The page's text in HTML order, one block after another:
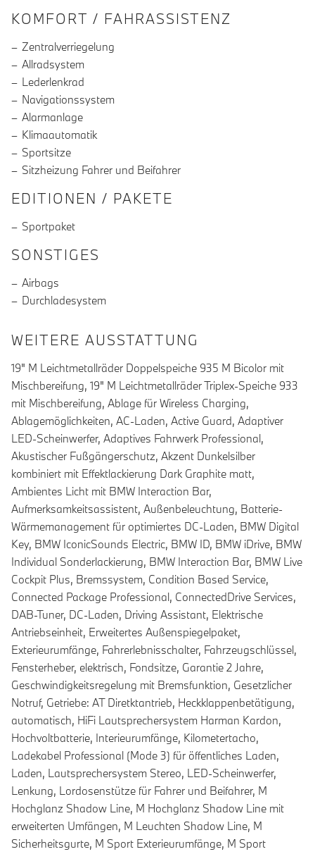
INFORMATIONEN ÜBER DIE
KOMFORT / FAHRASSISTENZ
Zentralverriegelung
Allradsystem
Lederlenkrad
Navigationssystem
Alarmanlage
Klimaautomatik
Sportsitze
Sitzheizung Fahrer und Beifahrer
EDITIONEN / PAKETE
Sportpaket
SONSTIGES
Airbags
Durchladesystem
WEITERE AUSSTATTUNG
19" M Leichtmetallräder Doppelspeiche 935 M Bicolor mit
Mischbereifung, 19" M Leichtmetallräder Triplex-Speiche 933
mit Mischbereifung, Ablage für Wireless Charging,
Ablagemöglichkeiten, AC-Laden, Active Guard, Adaptiver
LED-Scheinwerfer, Adaptives Fahrwerk Professional,
Akustischer Fußgängerschutz, Akzent Dunkelsilber
kombiniert mit Effektlackierung Dark Graphite matt,
Ambientes Licht mit BMW Interaction Bar,
Aufmerksamkeitsassistent, Außenbeleuchtung, Batterie-
Wärmemanagement für optimiertes DC-Laden, BMW Digital
Key, BMW IconicSounds Electric, BMW ID, BMW iDrive, BMW
Individual Sonderlackierung, BMW Interaction Bar, BMW Live
Cockpit Plus, Bremssystem, Condition Based Service,
Connected Package Professional, ConnectedDrive Services,
DAB-Tuner, DC-Laden, Driving Assistant, Elektrische
Antriebseinheit, Erweitertes Außenspiegelpaket,
Exterieurumfänge, Fahrerlebnisschalter, Fahrzeugschlüssel,
Fensterheber, elektrisch, Fondsitze, Garantie 2 Jahre,
Geschwindigkeitsregelung mit Bremsfunktion, Gesetzlicher
Notruf, Getriebe: AT Diretktantrieb, Heckklappenbetätigung,
automatisch, HiFi Lautsprechersystem Harman Kardon,
Hochvoltbatterie, Interieurumfänge, Kilometertacho,
Ladekabel Professional (Mode 3) für öffentliches Laden,
Laden, Lautsprechersystem Stereo, LED-Scheinwerfer,
Lenkung, Lordosenstütze für Fahrer und Beifahrer, M
Hochglanz Shadow Line, M Hochglanz Shadow Line mit
erweiterten Umfängen, M Leuchten Shadow Line, M
Sicherheitsgurte, M Sport Exterieurumfänge, M Sport